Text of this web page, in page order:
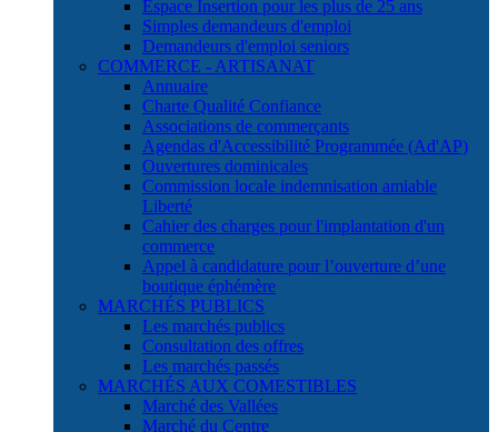
Espace Insertion pour les plus de 25 ans
Simples demandeurs d'emploi
Demandeurs d'emploi seniors
COMMERCE - ARTISANAT
Annuaire
Charte Qualité Confiance
Associations de commerçants
Agendas d'Accessibilité Programmée (Ad'AP)
Ouvertures dominicales
Commission locale indemnisation amiable
Liberté
Cahier des charges pour l'implantation d'un
commerce
Appel à candidature pour l’ouverture d’une
boutique éphémère
MARCHÉS PUBLICS
Les marchés publics
Consultation des offres
Les marchés passés
MARCHÉS AUX COMESTIBLES
Marché des Vallées
Marché du Centre